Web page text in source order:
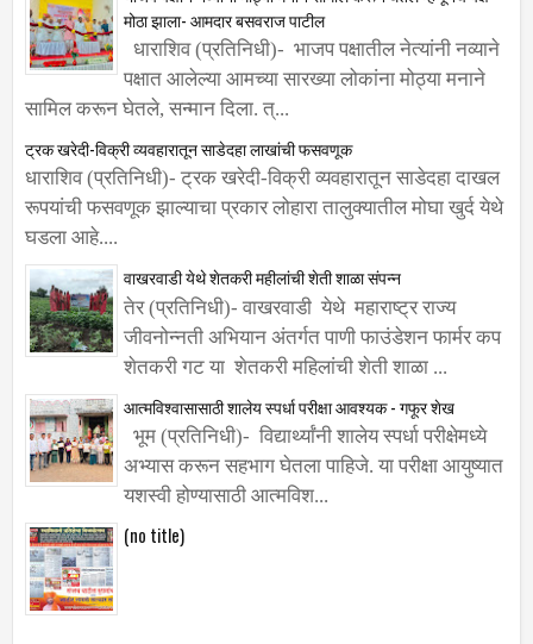
मोठा झाला- आमदार बसवराज पाटील
धाराशिव (प्रतिनिधी)- भाजप पक्षातील नेत्यांनी नव्याने
पक्षात आलेल्या आमच्या सारख्या लोकांना मोठ्या मनाने
सामिल करून घेतले, सन्मान दिला. त्...
ट्रक खरेदी-विक्री व्यवहारातून साडेदहा लाखांची फसवणूक
धाराशिव (प्रतिनिधी)- ट्रक खरेदी-विक्री व्यवहारातून साडेदहा दाखल
रूपयांची फसवणूक झाल्याचा प्रकार लोहारा तालुक्यातील मोघा खुर्द येथे
घडला आहे....
वाखरवाडी येथे शेतकरी महीलांची शेती शाळा संपन्न
तेर (प्रतिनिधी)- वाखरवाडी येथे महाराष्ट्र राज्य
जीवनोन्नती अभियान अंतर्गत पाणी फाउंडेशन फार्मर कप
शेतकरी गट या शेतकरी महिलांची शेती शाळा ...
आत्मविश्वासासाठी शालेय स्पर्धा परीक्षा आवश्यक - गफूर शेख
भूम (प्रतिनिधी)- विद्यार्थ्यांनी शालेय स्पर्धा परीक्षेमध्ये
अभ्यास करून सहभाग घेतला पाहिजे. या परीक्षा आयुष्यात
यशस्वी होण्यासाठी आत्मविश...
(no title)